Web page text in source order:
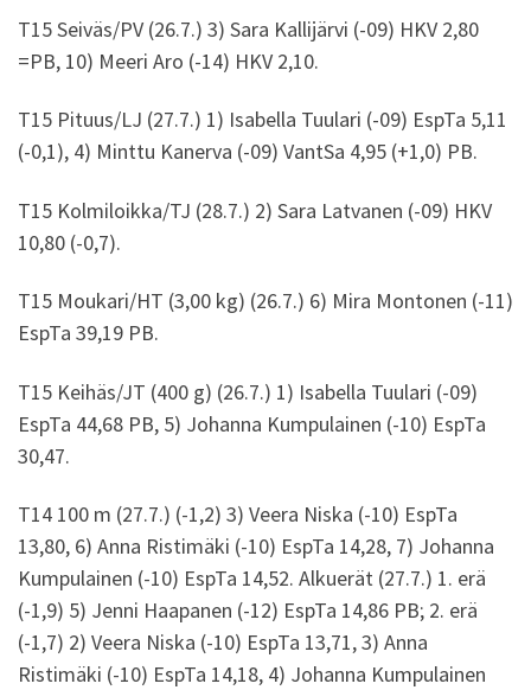
T15 Seiväs/PV (26.7.) 3) Sara Kallijärvi (-09) HKV 2,80
=PB, 10) Meeri Aro (-14) HKV 2,10.
T15 Pituus/LJ (27.7.) 1) Isabella Tuulari (-09) EspTa 5,11
(-0,1), 4) Minttu Kanerva (-09) VantSa 4,95 (+1,0) PB.
T15 Kolmiloikka/TJ (28.7.) 2) Sara Latvanen (-09) HKV
10,80 (-0,7).
T15 Moukari/HT (3,00 kg) (26.7.) 6) Mira Montonen (-11)
EspTa 39,19 PB.
T15 Keihäs/JT (400 g) (26.7.) 1) Isabella Tuulari (-09)
EspTa 44,68 PB, 5) Johanna Kumpulainen (-10) EspTa
30,47.
T14 100 m (27.7.) (-1,2) 3) Veera Niska (-10) EspTa
13,80, 6) Anna Ristimäki (-10) EspTa 14,28, 7) Johanna
Kumpulainen (-10) EspTa 14,52. Alkuerät (27.7.) 1. erä
(-1,9) 5) Jenni Haapanen (-12) EspTa 14,86 PB; 2. erä
(-1,7) 2) Veera Niska (-10) EspTa 13,71, 3) Anna
Ristimäki (-10) EspTa 14,18, 4) Johanna Kumpulainen